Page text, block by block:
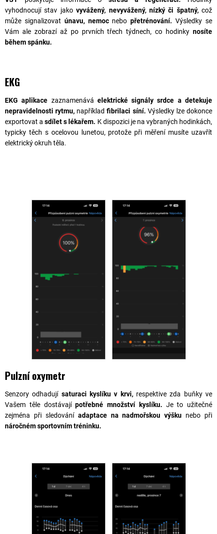
vyhodnocují stav jakovyvážený, nevyvážený, nízký či špatný,což
může signalizovat únavu, nemocnebopřetrénování. Výsledky se
Vám ale zobrazí až po prvních třech týdnech, co hodinky nosíte
během spánku.
EKG
EKG aplikace zaznamenává elektrické signály srdce a detekuje
nepravidelnosti rytmu, napříkladfibrilaci síní. Výsledky lze dokonce
exportovat asdílet s lékařem. K dispozici je na vybraných hodinkách,
typicky těch s ocelovou lunetou, protože při měření musíte uzavřít
elektrický okruh těla.
Pulzní oxymetr
Senzory odhadují saturaci kyslíku v krvi,respektive zda buňky ve
Vašem těle dostávajípotřebné množství kyslíku. Je to užitečné
zejména při sledování adaptace na nadmořskou výšku nebo při
náročném sportovním tréninku.